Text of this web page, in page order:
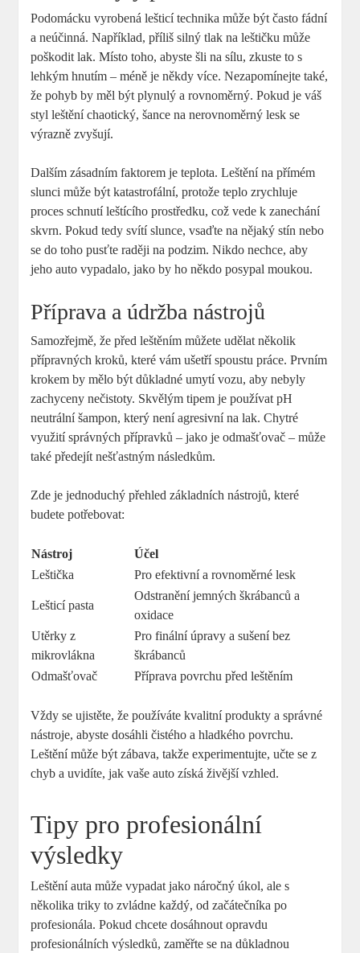
Podomácku vyrobená lešticí technika může být často fádní
a neúčinná. Například, příliš silný tlak na leštičku může
poškodit lak. Místo toho, abyste šli na sílu, zkuste to s
lehkým hnutím – méně je někdy více. Nezapomínejte také,
že pohyb by měl být plynulý a rovnoměrný. Pokud je váš
styl leštění chaotický, šance na nerovnoměrný lesk se
výrazně zvyšují.
Dalším zásadním faktorem je teplota. Leštění na přímém
slunci může být katastrofální, protože teplo zrychluje
proces schnutí leštícího prostředku, což vede k zanechání
skvrn. Pokud tedy svítí slunce, vsaďte na nějaký stín nebo
se do toho pusťte raději na podzim. Nikdo nechce, aby
jeho auto vypadalo, jako by ho někdo posypal moukou.
Příprava a údržba nástrojů
Samozřejmě, že před leštěním můžete udělat několik
přípravných kroků, které vám ušetří spoustu práce. Prvním
krokem by mělo být důkladné umytí vozu, aby nebyly
zachyceny nečistoty. Skvělým tipem je používat pH
neutrální šampon, který není agresivní na lak. Chytré
využití správných přípravků – jako je odmašťovač – může
také předejít nešťastným následkům.
Zde je jednoduchý přehled základních nástrojů, které
budete potřebovat:
Nástroj
Účel
Leštička
Pro efektivní a rovnoměrné lesk
Lešticí pasta
Odstranění jemných škrábanců a
oxidace
Utěrky z
mikrovlákna
Pro finální úpravy a sušení bez
škrábanců
Odmašťovač
Příprava povrchu před leštěním
Vždy se ujistěte, že používáte kvalitní produkty a správné
nástroje, abyste dosáhli čistého a hladkého povrchu.
Leštění může být zábava, takže experimentujte, učte se z
chyb a uvidíte, jak vaše auto získá živější vzhled.
Tipy pro profesionální
výsledky
Leštění auta může vypadat jako náročný úkol, ale s
několika triky to zvládne každý, od začátečníka po
profesionála. Pokud chcete dosáhnout opravdu
profesionálních výsledků, zaměřte se na důkladnou